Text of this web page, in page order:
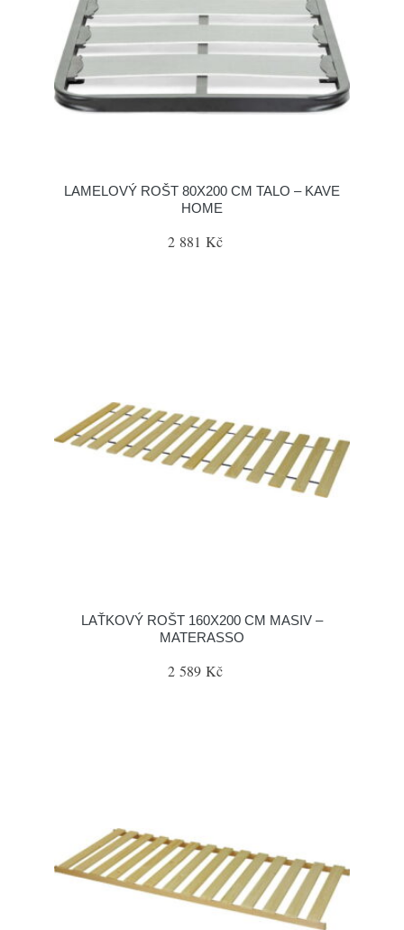
LAMELOVÝ ROŠT 80X200 CM TALO – KAVE
HOME
2 881 Kč
LAŤKOVÝ ROŠT 160X200 CM MASIV –
MATERASSO
2 589 Kč